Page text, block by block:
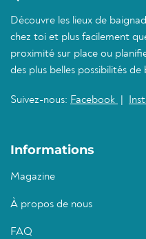
Découvre les lieux de
chez toi et plus facilement
proximité sur place ou
des plus belles possibilités
Suivez-nous: Facebook
Informations
Magazine
À propos de nous
FAQ